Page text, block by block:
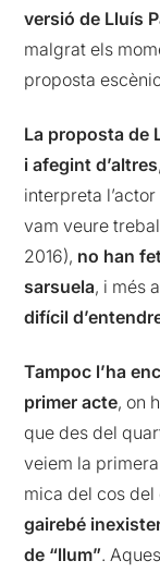
versió de Lluís
malgrat els
proposta
La proposta de
i afegint d’altres
interpreta l’actor
vam veure
2016), no han
sarsuela, i més
difícil
Tampoc l’ha
primer acte, on
que des del
veiem la
mica del cos del
gairebé
de “llum”.